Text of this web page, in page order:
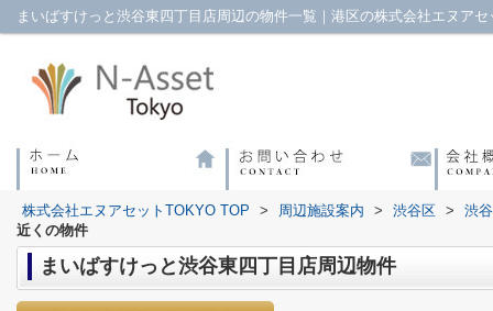
まいばすけっと渋谷東四丁目店周辺の物件一覧｜港区の株式会社エヌア
株式会社エヌアセットTOKYO TOP > 周辺施設案内 > 渋谷区 >
渋
近くの物件
まいばすけっと渋谷東四丁目店周辺物件